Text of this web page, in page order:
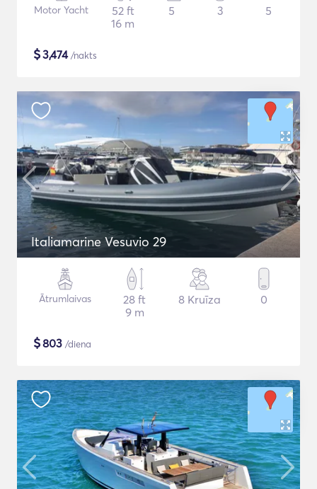
Motor Yacht
52 ft
16 m
5 3 5
$3,474/nakts
Italiamarine Vesuvio 29
Ātrumlaivas
28 ft
9 m
8 Kruīza 0
$803 /diena